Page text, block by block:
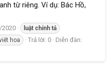
từ riêng. Ví dụ: Bác Hồ,
2020 luật chính tả
hoa Trả lời: 0
Diễn đàn: